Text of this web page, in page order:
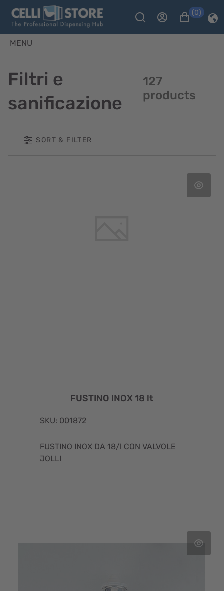
(0)
MENU
Filtri e
sanificazione
127
products
SORT & FILTER
FUSTINO INOX 18 lt
SKU: 001872
FUSTINO INOX DA 18/l CON VALVOLE
JOLLI